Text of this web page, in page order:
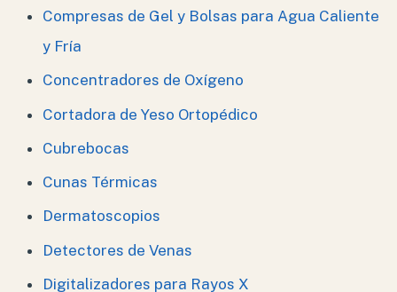
Compresas de Gel y Bolsas para Agua Caliente
y Fría
Concentradores de Oxígeno
Cortadora de Yeso Ortopédico
Cubrebocas
Cunas Térmicas
Dermatoscopios
Detectores de Venas
Digitalizadores para Rayos X